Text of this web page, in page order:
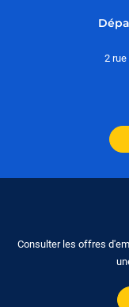
2 rue
Consulter les offres